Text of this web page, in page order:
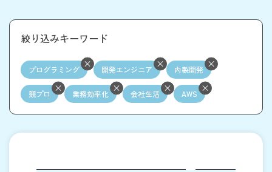
絞り込みキーワード
プログラミング 開発エンジニア 内製開発
競プロ 業務効率化 会社生活 AWS